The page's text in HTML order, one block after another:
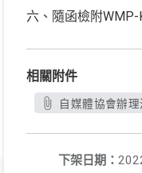
六、隨函檢附
相關附件
自媒體協會辦
下架日期：